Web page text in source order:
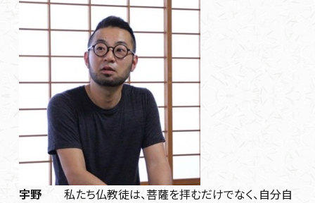
宇野私たち仏教徒は、菩薩を拝むだけでなく、自分自